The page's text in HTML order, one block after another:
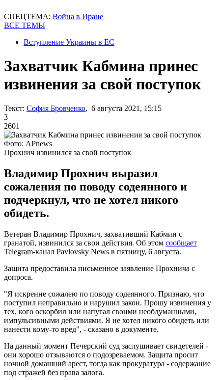
СПЕЦТЕМА: Война в Иране
ВСЕ ТЕМЫ
Вступление Украины в ЕС
Захватчик Кабмина принес
извинения за свой поступок
Текст: София Бровченко, 6 августа 2021, 15:15
3
2601
Фото: APnews
Прохнич извинился за свой поступок
Владимир Прохнич выразил
сожаления по поводу содеянного и
подчеркнул, что не хотел никого
обидеть.
Ветеран Владимир Прохнич, захвативший Кабмин с
гранатой, извинился за свои действия. Об этом сообщает
Telegram-канал Pavlovsky News в пятницу, 6 августа.
Защита предоставила письменное заявление Прохнича с
допроса.
"Я искренне сожалею по поводу содеянного. Признаю, что
поступил неправильно и нарушил закон. Прошу извинения у
тех, кого оскорбил или напугал своими необдуманными,
импульсивными действиями. Я не хотел никого обидеть или
нанести кому-то вред", - сказано в документе.
На данный момент Печерский суд заслушивает свидетелей -
они хорошо отзываются о подозреваемом. Защита просит
ночной домашний арест, тогда как прокуратура - содержание
под стражей без права залога.